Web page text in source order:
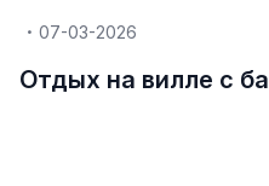
07-03-2026
Отдых на вилле с